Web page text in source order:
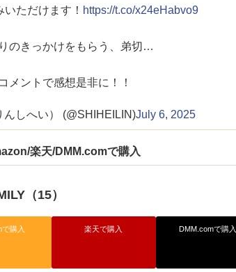
ただけます！ https://t.co/x24eHabvo9
のきっかけをもらう、弟切…
コメントで感想是非に！！
しへい） (@SHIHEILIN)July 6, 2025
楽天/DMM.comで購入
（15）
購入 楽天で購入 DMM.comで購入